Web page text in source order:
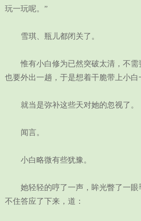
玩一玩呢。”
雪琪、瓶儿都闭关了。
惟有小白修为已然突破太清，不需
也要外出一趟，于是想着干脆带上小
就当是弥补这些天对她的忽视了。
闻言。
小白略微有些犹豫。
她轻轻的哼了一声，眸光瞥了一眼
不住答应了下来，道：